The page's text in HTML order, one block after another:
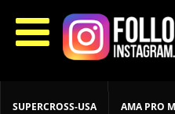
START LIVETIMING
MX WOMEN MXGP ADAC
SUPERCROSS-USA AMA PRO